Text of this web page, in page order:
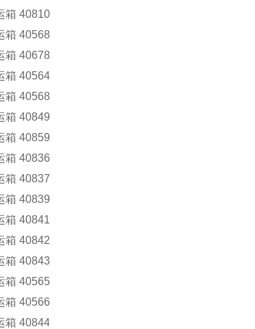
40810
40568
40678
40564
40568
40849
40859
40836
40837
40839
40841
40842
40843
40565
40566
40844